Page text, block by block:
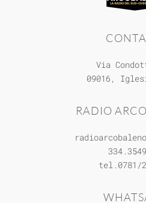
Via
09016,
RADIO
tel.0781/